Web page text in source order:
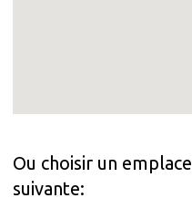
Ou choisir un
suivante: